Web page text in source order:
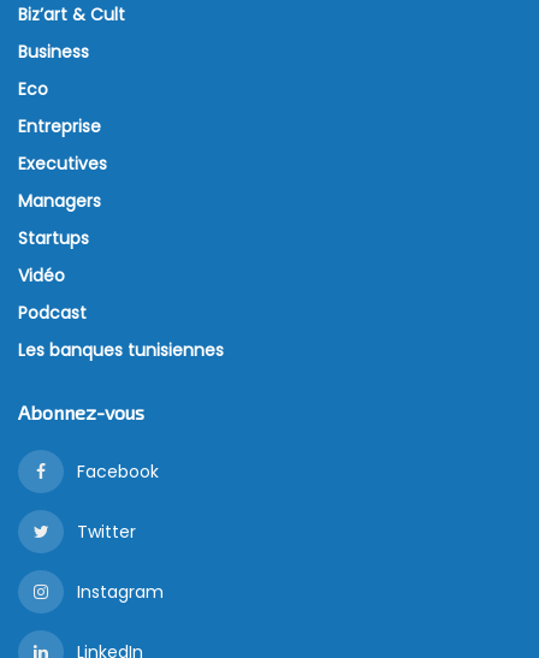
Biz’art & Cult
Business
Eco
Entreprise
Executives
Managers
Startups
Vidéo
Podcast
Les banques tunisiennes
Abonnez-vous
Facebook
Twitter
Instagram
LinkedIn